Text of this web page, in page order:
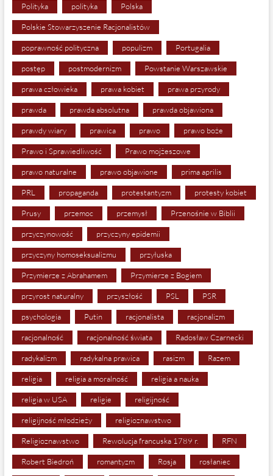
Polityka polityka Polska
Polskie Stowarzyszenie Racjonalistów
poprawność polityczna populizm Portugalia
postęp postmodernizm Powstanie Warszawskie
prawa człowieka prawa kobiet prawa przyrody
prawda prawda absolutna prawda objawiona
prawdy wiary prawica prawo prawo boże
Prawo i Sprawiedliwość Prawo mojżeszowe
prawo naturalne prawo objawione prima aprilis
PRL propaganda protestantyzm protesty kobiet
Prusy przemoc przemysł Przenośnie w Biblii
przyczynowość przyczyny epidemii
przyczyny homoseksualizmu przyłuska
Przymierze z Abrahamem Przymierze z Bogiem
przyrost naturalny przyszłość PSL PSR
psychologia Putin racjonalista racjonalizm
racjonalność racjonalność świata Radosław Czarnecki
radykalizm radykalna prawica rasizm Razem
religia religia a moralność religia a nauka
religia w USA religie religijność
religijność młodzieży religioznawstwo
Religioznawstwo Rewolucja francuska 1789 r. RFN
Robert Biedroń romantyzm Rosja rosłaniec